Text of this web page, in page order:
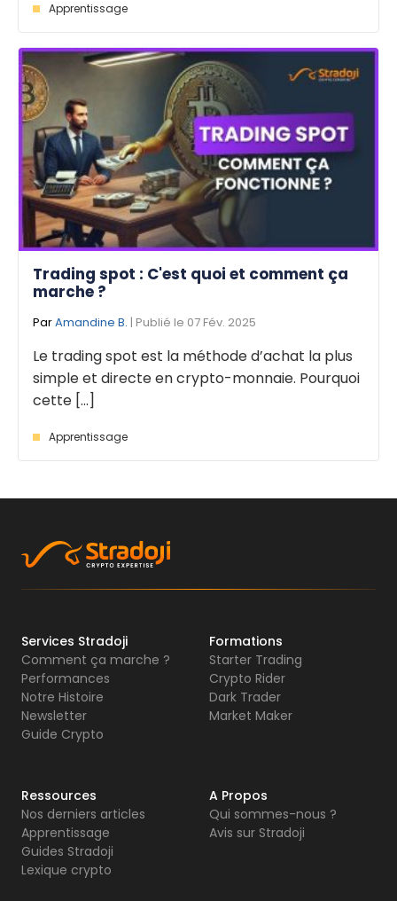
Apprentissage
Trading spot : C'est quoi et comment ça
marche ?
ParAmandine B. | Publié le 07 Fév. 2025
Le trading spot est la méthode d’achat la plus
simple et directe en crypto-monnaie. Pourquoi
cette [...]
Apprentissage
Services Stradoji
Comment ça marche ?
Performances
Notre Histoire
Newsletter
Guide Crypto
Formations
Starter Trading
Crypto Rider
Dark Trader
Market Maker
Ressources
Nos derniers articles
Apprentissage
Guides Stradoji
Lexique crypto
A Propos
Qui sommes-nous ?
Avis sur Stradoji